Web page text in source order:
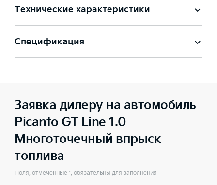
Технические характеристики
Спецификация
Заявка дилеру на автомобиль
Picanto GT Line 1.0
Многоточечный впрыск
топлива
Поля, отмеченные *, обязательны для заполнения